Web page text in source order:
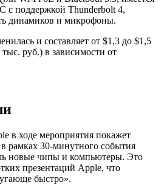
с поддержкой Thunderbolt 4,
динамиков и микрофоны.
и составляет от $1,3 до $1,5
руб.) в зависимости от
в ходе мероприятия покажет
рамках 30-минутного события
новые чипы и компьютеры. Это
презентаций Apple, что
быстро».